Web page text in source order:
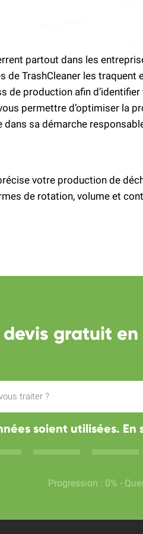
partout dans les
de TrashCleaner les
de production afin
permettre d’optimiser la
sa démarche
votre production de
de rotation, volume et
devis gratuit
soient utilisées. En
Progression : 0% -